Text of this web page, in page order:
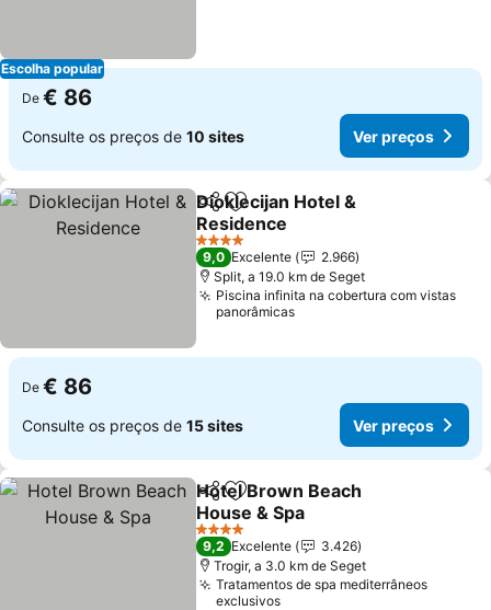
Escolha popular
De € 86
Consulte os preços de 10 sites Ver preços
PartilharAdicionar aos favoritos
Dioklecijan Hotel &
Residence
Ver preços
4 Estrelas
9,0 Excelente
2.966
Split, a 19.0 km de Seget
Piscina infinita na cobertura com vistas
panorâmicas
De € 86
Consulte os preços de 15 sites Ver preços
PartilharAdicionar aos favoritos
Hotel Brown Beach
House & Spa
Ver preços
4 Estrelas
9,2 Excelente
3.426
Trogir, a 3.0 km de Seget
Tratamentos de spa mediterrâneos
exclusivos